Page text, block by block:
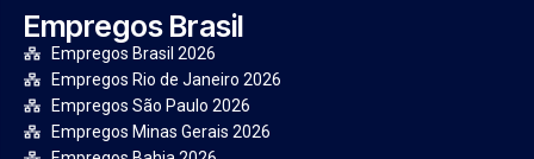
Empregos Brasil
Empregos Brasil 2026
Empregos Rio de Janeiro 2026
Empregos São Paulo 2026
Empregos Minas Gerais 2026